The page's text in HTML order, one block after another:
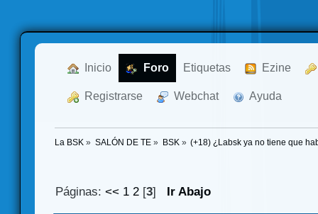
Inicio Foro Etiquetas Ezine
Registrarse Webchat Ayuda
La BSK » SALÓN DE TE » BSK » (+18) ¿Labsk ya no tiene que
Páginas:<< 1 2 [3] Ir Abajo